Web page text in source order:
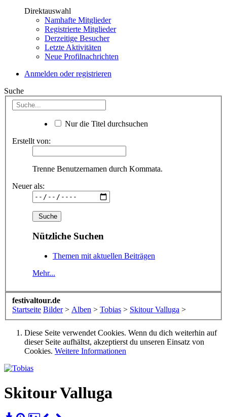
Direktauswahl
Namhafte Mitglieder
Registrierte Mitglieder
Derzeitige Besucher
Letzte Aktivitäten
Neue Profilnachrichten
Anmelden oder registrieren
Suche
Nur die Titel durchsuchen
Erstellt von:
Trenne Benutzernamen durch Kommata.
Neuer als:
Nützliche Suchen
Themen mit aktuellen Beiträgen
Mehr...
festivaltour.de
Startseite Bilder > Alben > Tobias > Skitour Valluga >
Diese Seite verwendet Cookies. Wenn du dich weiterhin auf
dieser Seite aufhältst, akzeptierst du unseren Einsatz von
Cookies. Weitere Informationen
Skitour Valluga